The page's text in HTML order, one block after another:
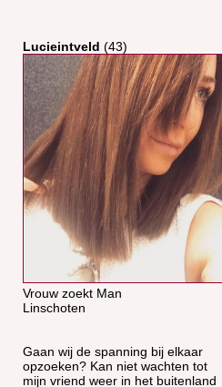
Lucieintveld (43)
Vrouw zoekt Man
Linschoten
Gaan wij de spanning bij elkaar
opzoeken? Kan niet wachten tot
mijn vriend weer in het buitenland